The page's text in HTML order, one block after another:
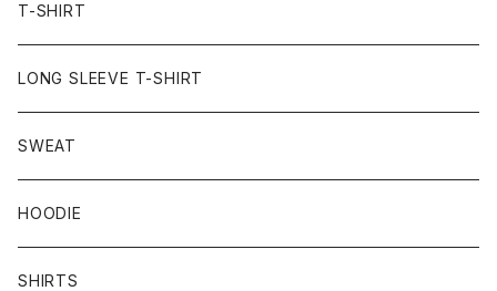
T-SHIRT
LONG SLEEVE T-SHIRT
SWEAT
HOODIE
SHIRTS